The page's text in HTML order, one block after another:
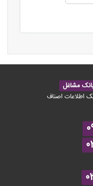
مشاغل
اطلاعات اصناف